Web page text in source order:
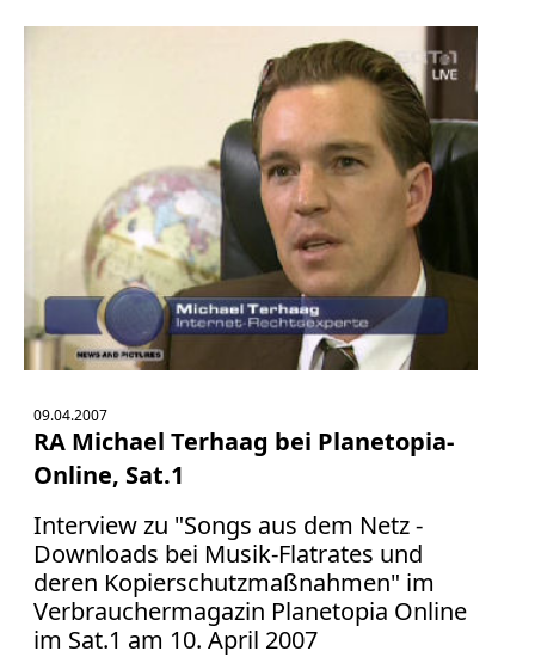
09.04.2007
RA Michael Terhaag bei Planetopia-
Online, Sat.1
Interview zu "Songs aus dem Netz -
Downloads bei Musik-Flatrates und
deren Kopierschutzmaßnahmen" im
Verbrauchermagazin Planetopia Online
im Sat.1 am 10. April 2007